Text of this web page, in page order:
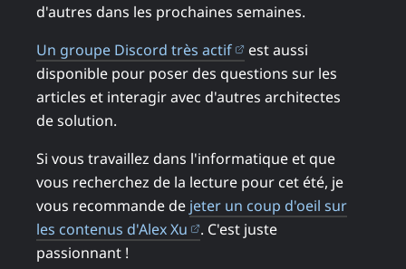
d'autres dans les prochaines semaines.
Un groupe Discord très actif
(ouvre dans un nouvel
est aussi
disponible pour poser des questions sur les
articles et interagir avec d'autres architectes
de solution.
Si vous travaillez dans l'informatique et que
vous recherchez de la lecture pour cet été, je
vous recommande de jeter un coup d'oeil sur
les contenus d'Alex Xu
(ouvre dans un nouvel onglet)
. C'est juste
passionnant !